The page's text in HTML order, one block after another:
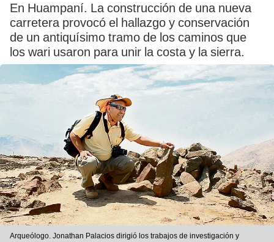
En Huampaní. La construcción de una nueva
carretera provocó el hallazgo y conservación
de un antiquísimo tramo de los caminos que
los wari usaron para unir la costa y la sierra.
Arqueólogo. Jonathan Palacios dirigió los trabajos de investigación y